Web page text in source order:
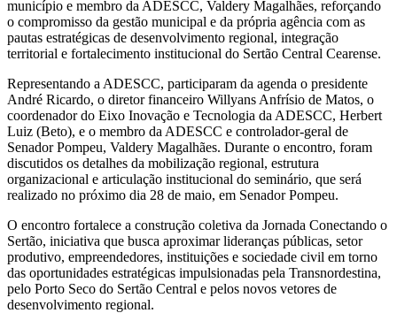
município e membro da ADESCC, Valdery Magalhães, reforçando
o compromisso da gestão municipal e da própria agência com as
pautas estratégicas de desenvolvimento regional, integração
territorial e fortalecimento institucional do Sertão Central Cearense.
Representando a ADESCC, participaram da agenda o presidente
André Ricardo, o diretor financeiro Willyans Anfrísio de Matos, o
coordenador do Eixo Inovação e Tecnologia da ADESCC, Herbert
Luiz (Beto), e o membro da ADESCC e controlador-geral de
Senador Pompeu, Valdery Magalhães. Durante o encontro, foram
discutidos os detalhes da mobilização regional, estrutura
organizacional e articulação institucional do seminário, que será
realizado no próximo dia 28 de maio, em Senador Pompeu.
O encontro fortalece a construção coletiva da Jornada Conectando o
Sertão, iniciativa que busca aproximar lideranças públicas, setor
produtivo, empreendedores, instituições e sociedade civil em torno
das oportunidades estratégicas impulsionadas pela Transnordestina,
pelo Porto Seco do Sertão Central e pelos novos vetores de
desenvolvimento regional.